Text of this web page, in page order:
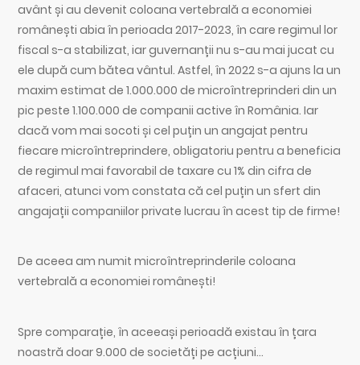
avânt și au devenit coloana vertebrală a economiei
românești abia în perioada 2017-2023, în care regimul lor
fiscal s-a stabilizat, iar guvernanții nu s-au mai jucat cu
ele după cum bătea vântul. Astfel, în 2022 s-a ajuns la un
maxim estimat de 1.000.000 de microîntreprinderi din un
pic peste 1.100.000 de companii active în România. Iar
dacă vom mai socoti și cel puțin un angajat pentru
fiecare microîntreprindere, obligatoriu pentru a beneficia
de regimul mai favorabil de taxare cu 1% din cifra de
afaceri, atunci vom constata că cel puțin un sfert din
angajații companiilor private lucrau în acest tip de firme!
De aceea am numit microîntreprinderile coloana
vertebrală a economiei românești!
Spre comparație, în aceeași perioadă existau în țara
noastră doar 9.000 de societăți pe acțiuni…